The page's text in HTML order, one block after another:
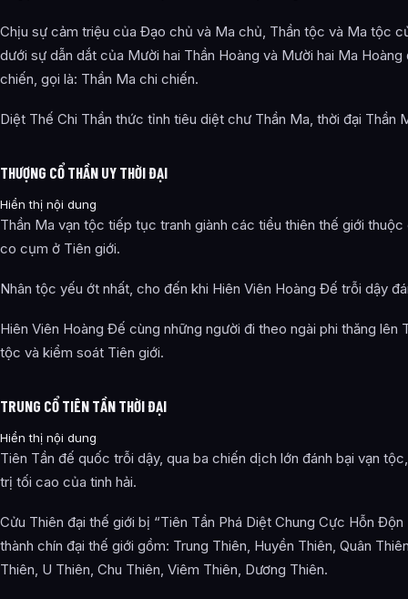
Chịu sự cảm triệu của Đạo chủ và Ma chủ, Thần tộc và Ma tộc
dưới sự dẫn dắt của Mười hai Thần Hoàng và Mười hai Ma Hoàng
chiến, gọi là: Thần Ma chi chiến.
Diệt Thế Chi Thần thức tỉnh tiêu diệt chư Thần Ma, thời đại Thần
THƯỢNG CỔ THẦN UY THỜI ĐẠI
Hiển thị nội dung
Thần Ma vạn tộc tiếp tục tranh giành các tiểu thiên thế giới
co cụm ở Tiên giới.
Nhân tộc yếu ớt nhất, cho đến khi Hiên Viên Hoàng Đế trỗi dậy
Hiên Viên Hoàng Đế cùng những người đi theo ngài phi thăng lên
tộc và kiểm soát Tiên giới.
TRUNG CỔ TIÊN TẦN THỜI ĐẠI
Hiển thị nội dung
Tiên Tần đế quốc trỗi dậy, qua ba chiến dịch lớn đánh bại vạn
trị tối cao của tinh hải.
Cửu Thiên đại thế giới bị “Tiên Tần Phá Diệt Chung Cực Hỗn Độn
thành chín đại thế giới gồm: Trung Thiên, Huyền Thiên, Quân
Thiên, U Thiên, Chu Thiên, Viêm Thiên, Dương Thiên.